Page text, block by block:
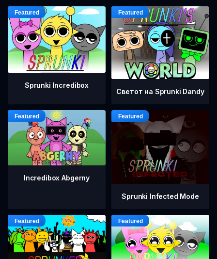
Sprunki Incredibox
Светот на Sprunki Dandy
Incredibox Abgerny
Sprunki Infected Mode